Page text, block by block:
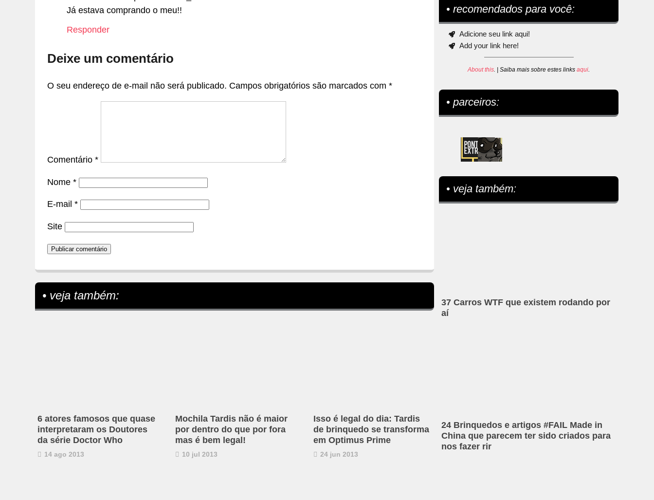
Já estava comprando o meu!!
Responder
Deixe um comentário
O seu endereço de e-mail não será publicado. Campos obrigatórios são marcados com *
Comentário *
Nome *
E-mail *
Site
• veja também:
6 atores famosos que quase
interpretaram os Doutores
da série Doctor Who
14 ago 2013
Mochila Tardis não é maior
por dentro do que por fora
mas é bem legal!
10 jul 2013
Isso é legal do dia: Tardis
de brinquedo se transforma
em Optimus Prime
24 jun 2013
• recomendados para você:
Adicione seu link aqui!
Add your link here!
About this. | Saiba mais sobre estes linksaqui.
• parceiros:
• veja também:
37 Carros WTF que existem rodando por
aí
24 Brinquedos e artigos #FAIL Made in
China que parecem ter sido criados para
nos fazer rir